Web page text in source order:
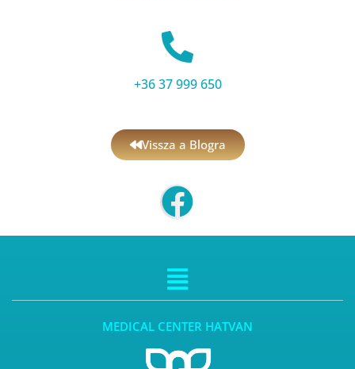
+36 37 999 650
Vissza a Blogra
MEDICAL CENTER HATVAN